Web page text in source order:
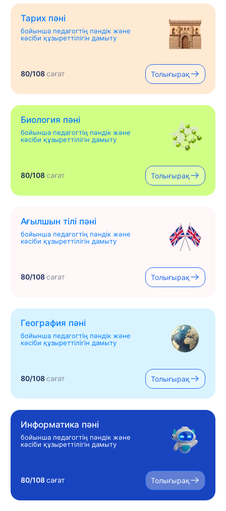
Тарих пәні
бойынша педагогтің пәндік және
кәсіби құзыреттілігін дамыту
80/108сағат Толығырақ
Биология пәні
бойынша педагогтің пәндік және
кәсіби құзыреттілігін дамыту
80/108сағат Толығырақ
Ағылшын тілі пәні
бойынша педагогтің пәндік және
кәсіби құзыреттілігін дамыту
80/108сағат Толығырақ
География пәні
бойынша педагогтің пәндік және
кәсіби құзыреттілігін дамыту
80/108сағат Толығырақ
Информатика пәні
бойынша педагогтің пәндік және
кәсіби құзыреттілігін дамыту
80/108сағат Толығырақ